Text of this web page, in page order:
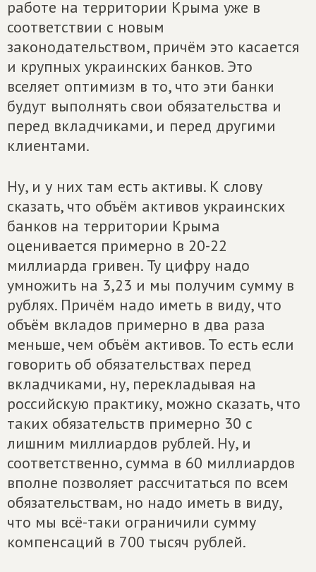
работе на территории Крыма уже в
соответствии с новым
законодательством, причём это касается
и крупных украинских банков. Это
вселяет оптимизм в то, что эти банки
будут выполнять свои обязательства и
перед вкладчиками, и перед другими
клиентами.
Ну, и у них там есть активы. К слову
сказать, что объём активов украинских
банков на территории Крыма
оценивается примерно в 20-22
миллиарда гривен. Ту цифру надо
умножить на 3,23 и мы получим сумму в
рублях. Причём надо иметь в виду, что
объём вкладов примерно в два раза
меньше, чем объём активов. То есть если
говорить об обязательствах перед
вкладчиками, ну, перекладывая на
российскую практику, можно сказать, что
таких обязательств примерно 30 с
лишним миллиардов рублей. Ну, и
соответственно, сумма в 60 миллиардов
вполне позволяет рассчитаться по всем
обязательствам, но надо иметь в виду,
что мы всё-таки ограничили сумму
компенсаций в 700 тысяч рублей.